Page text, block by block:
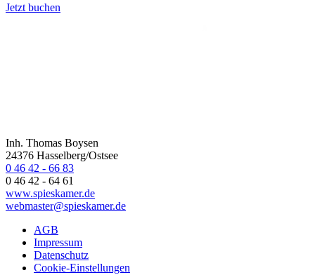
Jetzt buchen
Inh. Thomas Boysen
24376 Hasselberg/Ostsee
0 46 42 - 66 83
0 46 42 - 64 61
www.spieskamer.de
webmaster@spieskamer.de
AGB
Impressum
Datenschutz
Cookie-Einstellungen